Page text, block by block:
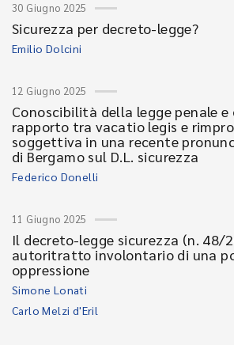
30 Giugno 2025
Sicurezza per decreto-legge?
Emilio Dolcini
12 Giugno 2025
Conoscibilità della legge penale
rapporto tra vacatio legis e
soggettiva in una recente
di Bergamo sul D.L. sicurezza
Federico Donelli
11 Giugno 2025
Il decreto-legge sicurezza (n. 48/
autoritratto involontario di una
oppressione
Simone Lonati
Carlo Melzi d'Eril